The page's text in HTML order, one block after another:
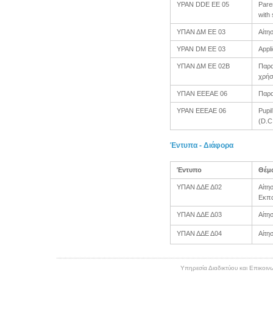
YPAN DDE EΕ 05
with
ΥΠΑΝ ΔΜ ΕΕ 03
YPAN DM EE 03
ΥΠΑΝ ΔΜ ΕΕ 02Β
ΥΠΑΝ ΕΕΕΑΕ 06
YPAN EEEAE 06
Έντυπα - Διάφορα
Έντυπο
ΥΠΑΝ ΔΔΕ Δ02
ΥΠΑΝ ΔΔΕ Δ03
ΥΠΑΝ ΔΔΕ Δ04
Υπηρεσία Διαδικτύου και